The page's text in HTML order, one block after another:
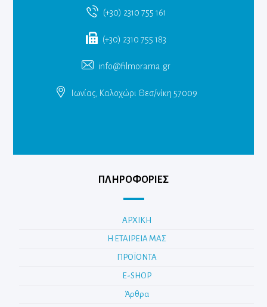
(+30) 2310 755 161
(+30) 2310 755 183
info@filmorama.gr
Ιωνίας, Καλοχώρι Θεσ/νίκη 57009
ΠΛΗΡΟΦΟΡΙΕΣ
ΑΡΧΙΚΗ
Η ΕΤΑΙΡΕΙΑ ΜΑΣ
ΠΡΟΪΟΝΤΑ
E-SHOP
Άρθρα